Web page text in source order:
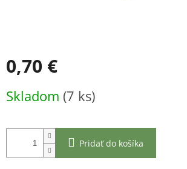
0,70 €
cena:
Skladom (7 ks)
Pridať do košíka